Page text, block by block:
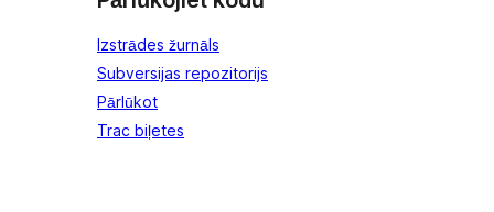
Izstrādes žurnāls
Subversijas repozitorijs
Pārlūkot
Trac biļetes